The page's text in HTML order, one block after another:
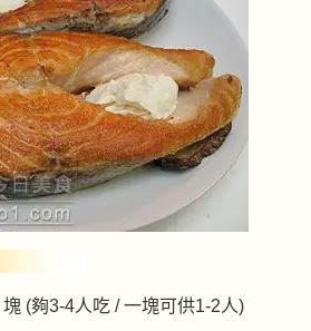
(夠3-4人吃 / 一塊可供1-2人)